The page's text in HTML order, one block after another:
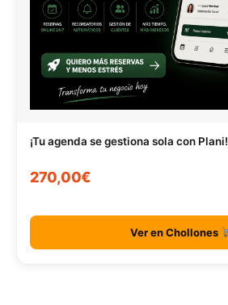
¡Tu agenda se gestiona sola con Plani!
270,00€
Ver en Chollones